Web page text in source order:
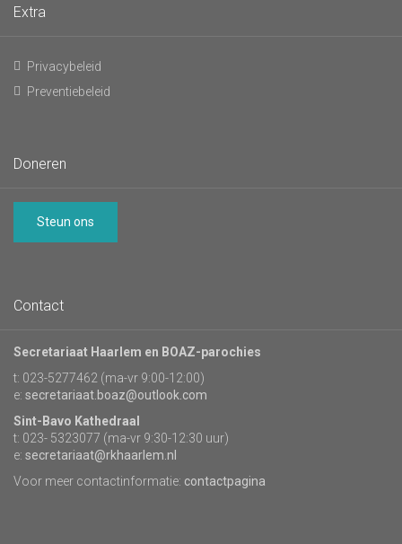
Extra
Privacybeleid
Preventiebeleid
Doneren
Steun ons
Contact
Secretariaat Haarlem en BOAZ-parochies
t: 023-5277462 (ma-vr 9:00-12:00)
e: secretariaat.boaz@outlook.com
Sint-Bavo Kathedraal
t: 023- 5323077 (ma-vr 9:30-12:30 uur)
e: secretariaat@rkhaarlem.nl
Voor meer contactinformatie: contactpagina